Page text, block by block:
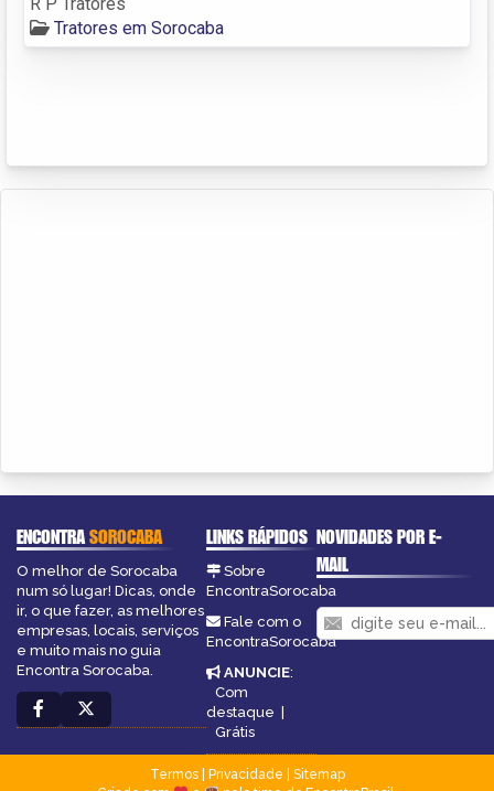
Tratores em Sorocaba
ENCONTRASOROCABA
O melhor de Sorocaba
num só lugar! Dicas, onde
ir, o que fazer, as melhores
empresas, locais, serviços
e muito mais no guia
Encontra Sorocaba.
LINKS RÁPIDOS
Sobre
EncontraSorocaba
Fale com o
EncontraSorocaba
ANUNCIE:
Com
destaque |
Grátis
NOVIDADES POR E-
MAIL
Termos| Privacidade
Sitemap